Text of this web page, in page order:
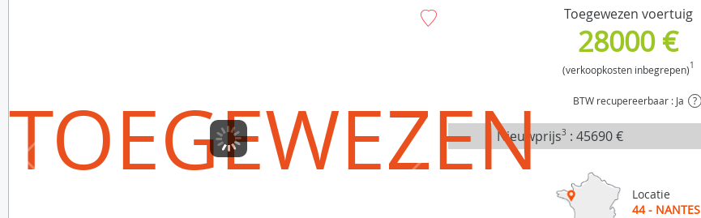
TOEGEWEZEN
Toegewezen voertuig
28000 €
(verkoopkosten inbegrepen)1
BTW recupereerbaar : Ja ?
Nieuwprijs3 : 45690 €
Locatie
44 - NANTES